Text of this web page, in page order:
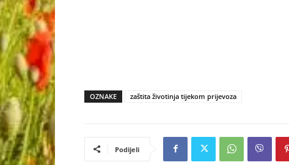
OZNAKE zaštita životinja tijekom prijevoza
Podijeli